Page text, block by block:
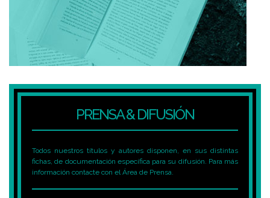
PRENSA & DIFUSIÓN
Todos nuestros títulos y autores disponen, en sus distintas
fichas, de documentación específica para su difusión. Para más
información contacte con el Área de Prensa.